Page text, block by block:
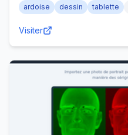
ardoise dessin tablette
Visiter